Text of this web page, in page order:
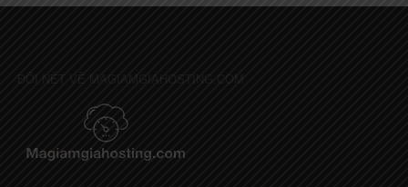
ĐÔI NÉT VỀ MAGIAMGIAHOSTING.COM